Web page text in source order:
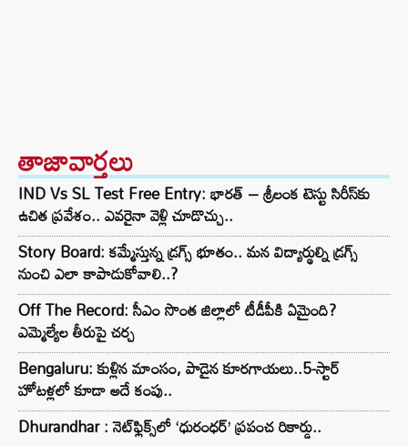
తాజావార్తలు
IND Vs SL Test Free Entry: భారత్ – శ్రీలంక టెస్టు సిరీస్‌కు
ఉచిత ప్రవేశం.. ఎవరైనా వెళ్లి చూడొచ్చు..
Story Board: కమ్మేస్తున్న డ్రగ్స్ భూతం.. మన విద్యార్థుల్ని డ్రగ్స్
నుంచి ఎలా కాపాడుకోవాలి..?
Off The Record: సీఎం సొంత జిల్లాలో టీడీపీకి ఏమైంది?
ఎమ్మెల్యేల తీరుపై చర్చ
Bengaluru: కుళ్లిన మాంసం, పాడైన కూరగాయలు..5-స్టార్
హోటళ్లలో కూడా అదే కంపు..
Dhurandhar : నెట్‌ఫ్లిక్స్‌లో ‘ధురంధర్’ ప్రపంచ రికార్డు..